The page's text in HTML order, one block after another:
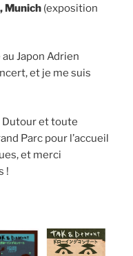
Munich (exposition
Japon Adrien
et je me suis
Dutour et toute
Parc pour l’accueil
et merci
!